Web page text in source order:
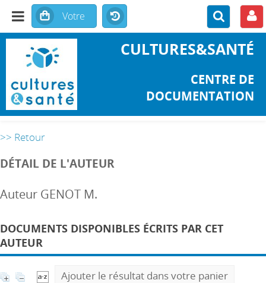
CULTURES&SANTÉ
CENTRE DE
DOCUMENTATION
>> Retour
DÉTAIL DE L'AUTEUR
Auteur GENOT M.
DOCUMENTS DISPONIBLES ÉCRITS PAR CET
AUTEUR
Ajouter le résultat dans votre panier